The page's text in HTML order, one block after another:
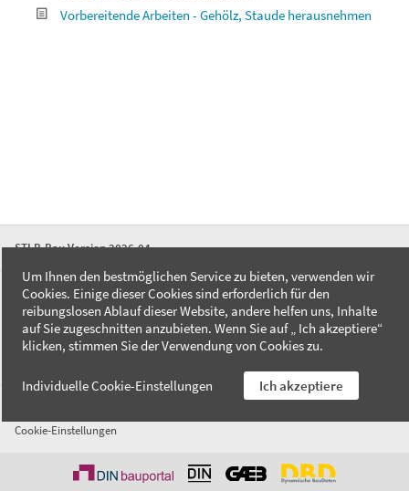
Vorbereitende Arbeiten - Gehölz, Staude herausnehmen
STLB-Bau Version 2026-04
FAQ
Kontakt
Datenschutzerklärung
Cookie-Einstellungen
Um Ihnen den bestmöglichen Service zu bieten, verwenden wir
Cookies. Einige dieser Cookies sind erforderlich für den
reibungslosen Ablauf dieser Website, andere helfen uns, Inhalte
auf Sie zugeschnitten anzubieten. Wenn Sie auf „ Ich akzeptiere“
klicken, stimmen Sie der Verwendung von Cookies zu.
Individuelle Cookie-Einstellungen Ich akzeptiere